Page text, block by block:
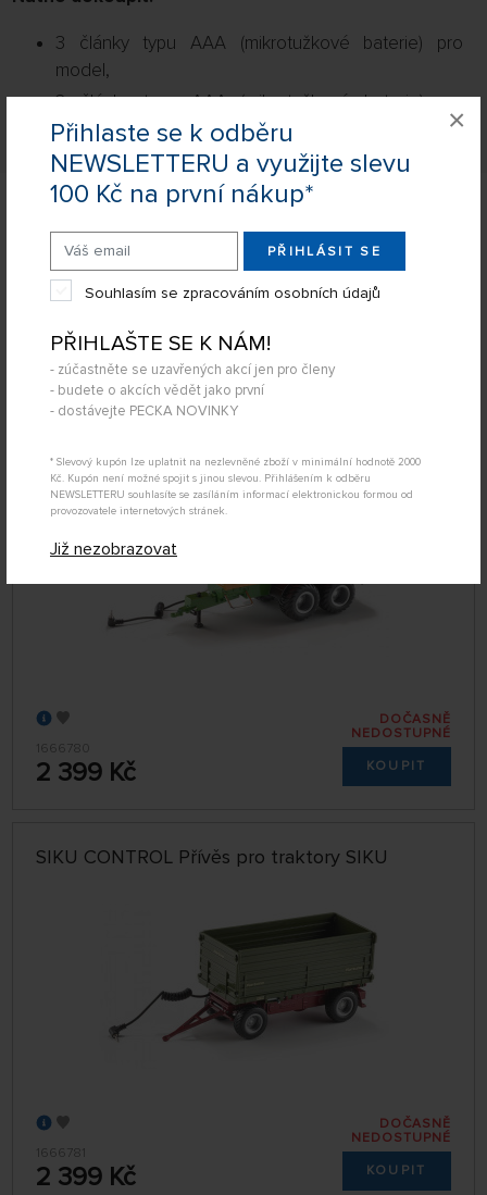
Přihlaste se k odběru
NEWSLETTERU a využijte slevu
100 Kč na první nákup*
PŘIHLÁSIT SE
Souhlasím se zpracováním osobních údajů
PŘIHLAŠTE SE K NÁM!
- zúčastněte se uzavřených akcí jen pro členy
- budete o akcích vědět jako první
- dostávejte PECKA NOVINKY
* Slevový kupón lze uplatnit na nezlevněné zboží v minimální hodnotě 2000
Kč. Kupón není možné spojit s jinou slevou. Přihlášením k odběru
NEWSLETTERU souhlasíte se zasíláním informací elektronickou formou od
provozovatele internetových stránek.
Již nezobrazovat
×
3 články typu AAA (mikrotužkové baterie) pro
model,
2 články typu AAA (mikrotužkové baterie) pro
vysílač.
Zobrazit filtraci
FILTROVAT:
jen skladem
ŘADIT:
položky
SIKU
1666780
2 399 Kč
DOČASNĚ
NEDOSTUPNÉ
KOUPIT
SIKU CONTROL Přívěs pro traktory SIKU
1666781
2 399 Kč
DOČASNĚ
NEDOSTUPNÉ
KOUPIT